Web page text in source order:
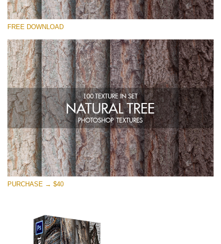
Proszę wybrać
Small 800*533px
Natural Tree
(100 Textures)
Large 6000*4000px
Entire Collection
(1783 Overlays)
Large 6000*4000px
Darmowe Pobieranie
FREE DOWNLOAD
PURCHASE → $40